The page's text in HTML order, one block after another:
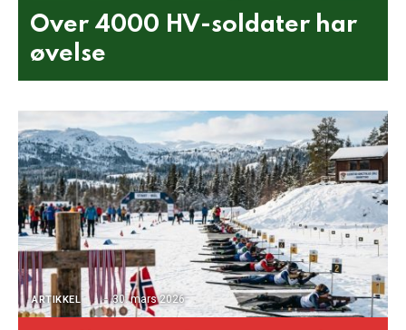
Over 4000 HV-soldater har
øvelse
ARTIKKEL 30. mars 2026